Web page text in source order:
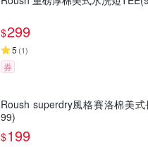
$299
5 (1)
券
Roush superdry風格賽洛棉美
99)
$199